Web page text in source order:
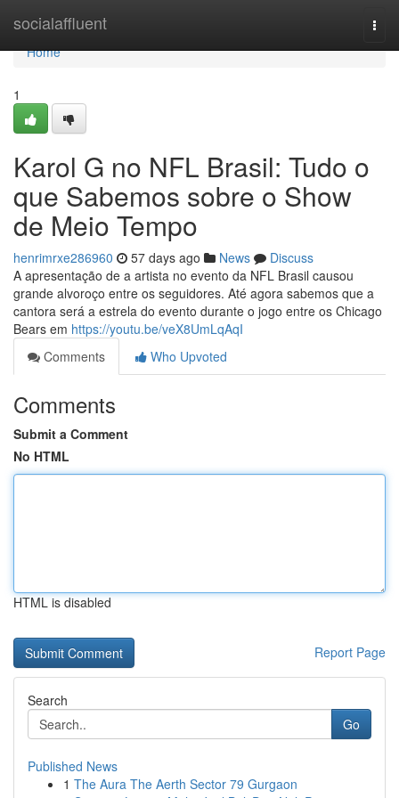
socialaffluent
Home
Home
1
Karol G no NFL Brasil: Tudo o
que Sabemos sobre o Show
de Meio Tempo
henrimrxe286960 57 days ago News
Discuss
A apresentação de a artista no evento da NFL Brasil causou
grande alvoroço entre os seguidores. Até agora sabemos que a
cantora será a estrela do evento durante o jogo entre os Chicago
Bears em https://youtu.be/veX8UmLqAqI
Comments
Who Upvoted
Comments
Submit a Comment
No HTML
HTML is disabled
Report Page
Search
Go
Published News
1 The Aura The Aerth Sector 79 Gurgaon